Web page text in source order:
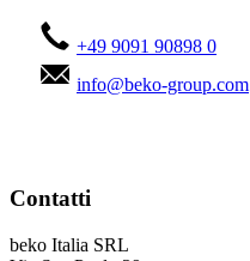
+49 9091 90898 0
info@beko-group.com
Contatti
beko Italia SRL